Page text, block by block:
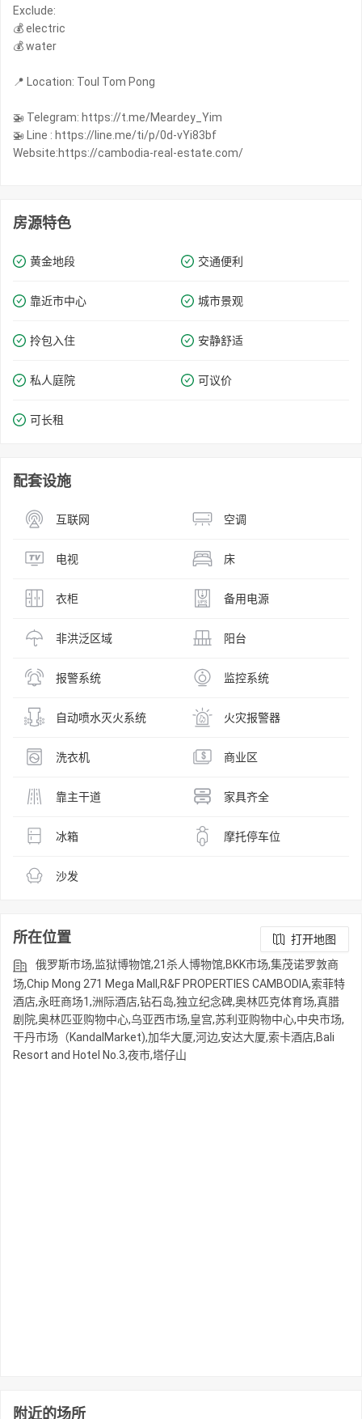
Exclude:
💰 electric
💰 water
📍 Location: Toul Tom Pong
🚁 Telegram: https://t.me/Meardey_Yim
🚁 Line : https://line.me/ti/p/0d-vYi83bf
Website:https://cambodia-real-estate.com/
房源特色
黄金地段 交通便利
靠近市中心 城市景观
拎包入住 安静舒适
私人庭院 可议价
可长租
配套设施
互联网 空调
电视 床
衣柜 备用电源
非洪泛区域 阳台
报警系统 监控系统
自动喷水灭火系统 火灾报警器
洗衣机 商业区
靠主干道 家具齐全
冰箱 摩托停车位
沙发
所在位置
打开地图
俄罗斯市场,监狱博物馆,21杀人博物馆,BKK市场,集茂诺罗敦商
场,Chip Mong 271 Mega Mall,R&F PROPERTIES CAMBODIA,索菲特
酒店,永旺商场1,洲际酒店,钻石岛,独立纪念碑,奥林匹克体育场,真腊
剧院,奥林匹亚购物中心,乌亚西市场,皇宫,苏利亚购物中心,中央市场,
干丹市场（KandalMarket),加华大厦,河边,安达大厦,索卡酒店,Bali
Resort and Hotel No.3,夜市,塔仔山
附近的场所